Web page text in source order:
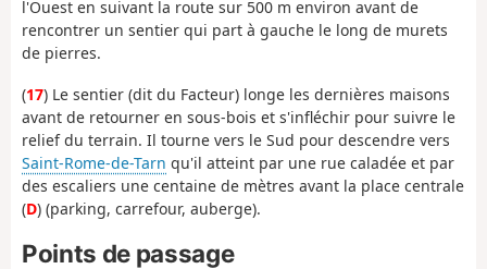
l'Ouest en suivant la route sur 500 m environ avant de
rencontrer un sentier qui part à gauche le long de murets
de pierres.
(17) Le sentier (dit du Facteur) longe les dernières maisons
avant de retourner en sous-bois et s'infléchir pour suivre le
relief du terrain. Il tourne vers le Sud pour descendre vers
Saint-Rome-de-Tarn qu'il atteint par une rue caladée et par
des escaliers une centaine de mètres avant la place centrale
(D) (parking, carrefour, auberge).
Points de passage